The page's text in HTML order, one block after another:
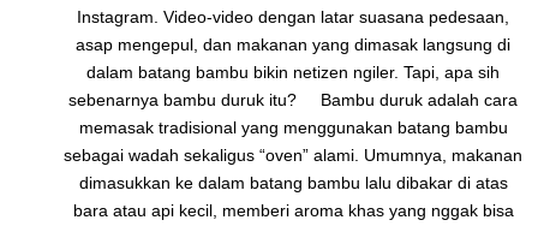
Instagram. Video-video dengan latar suasana pedesaan,
asap mengepul, dan makanan yang dimasak langsung di
dalam batang bambu bikin netizen ngiler. Tapi, apa sih
sebenarnya bambu duruk itu? Bambu duruk adalah cara
memasak tradisional yang menggunakan batang bambu
sebagai wadah sekaligus “oven” alami. Umumnya, makanan
dimasukkan ke dalam batang bambu lalu dibakar di atas
bara atau api kecil, memberi aroma khas yang nggak bisa